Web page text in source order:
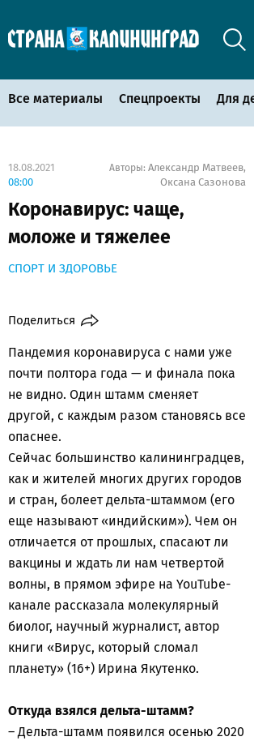
Все материалы Спецпроекты Для
18.08.2021
08:00
Авторы: Александр Матвеев,
Оксана Сазонова
Коронавирус: чаще,
моложе и тяжелее
СПОРТ И ЗДОРОВЬЕ
Поделиться
Пандемия коронавируса с нами уже
почти полтора года — и финала пока
не видно. Один штамм сменяет
другой, с каждым разом становясь все
опаснее.
Сейчас большинство калининградцев,
как и жителей многих других городов
и стран, болеет дельта-штаммом (его
еще называют «индийским»). Чем он
отличается от прошлых, спасают ли
вакцины и ждать ли нам четвертой
волны, в прямом эфире на YouTube-
канале рассказала молекулярный
биолог, научный журналист, автор
книги «Вирус, который сломал
планету» (16+) Ирина Якутенко.
Откуда взялся дельта-штамм?
– Дельта-штамм появился осенью 2020